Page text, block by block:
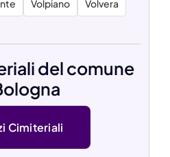
Volpiano Volvera
del comune
Cimiteriali